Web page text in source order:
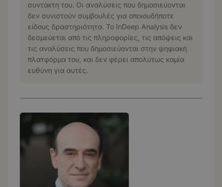
συντάκτη του. Οι αναλύσεις που δημοσιεύονται
δεν συνιστούν συμβουλές για οποιουδήποτε
είδους δραστηριότητα. Το InDeep Analysis δεν
δεσμεύεται από τις πληροφορίες, τις απόψεις και
τις αναλύσεις που δημοσιεύονται στην ψηφιακή
πλατφόρμα του, και δεν φέρει απολύτως καμία
ευθύνη για αυτές.